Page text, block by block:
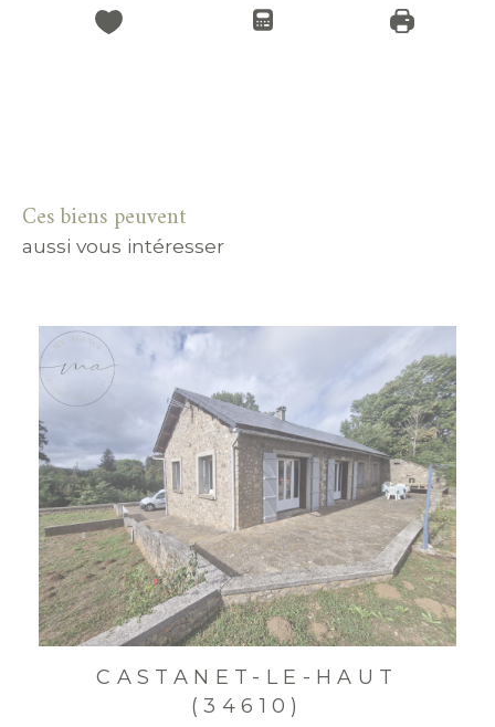
Ces biens peuvent
aussi vous intéresser
CASTANET-LE-HAUT
(34610)